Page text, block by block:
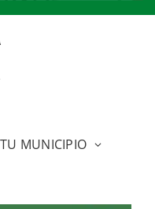
TU MUNICIPIO